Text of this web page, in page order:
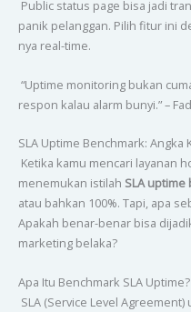
Public status page bisa jadi
panik pelanggan. Pilih fitur ini
nya real-time.
“Uptime monitoring bukan
respon kalau alarm bunyi.” –
SLA Uptime Benchmark:
Ketika kamu mencari layanan
menemukan istilah SLA
atau bahkan 100%. Tapi, apa
Apakah benar-benar bisa
marketing belaka?
Apa Itu Benchmark SLA Uptime?
SLA (Service Level